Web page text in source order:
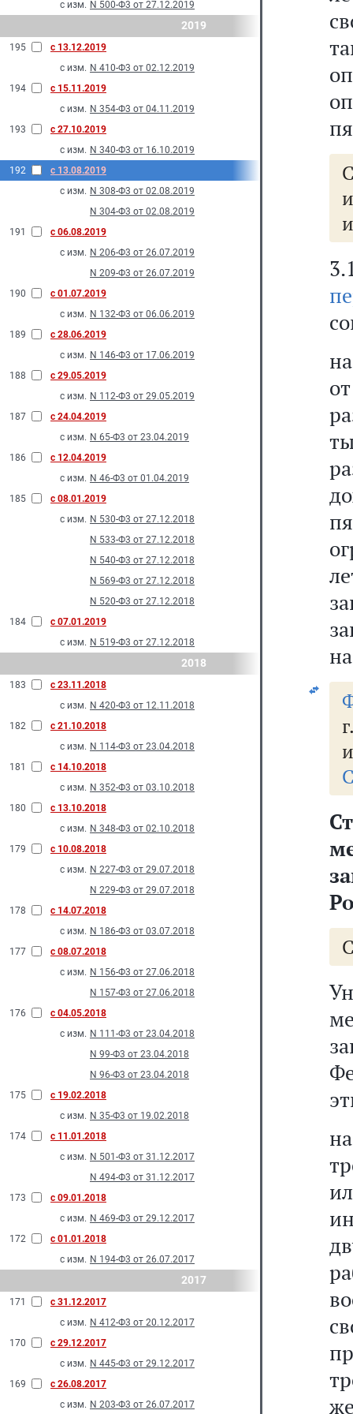
с изм. N 500-Ф3 от 27.12.2019
2019
195
с 13.12.2019
с изм. N 410-Ф3 от 02.12.2019
194
с 15.11.2019
с изм. N 354-Ф3 от 04.11.2019
193
с 27.10.2019
с изм. N 340-Ф3 от 16.10.2019
192
с 13.08.2019
с изм. N 308-Ф3 от 02.08.2019
N 304-Ф3 от 02.08.2019
191
с 06.08.2019
с изм. N 206-Ф3 от 26.07.2019
N 209-Ф3 от 26.07.2019
190
с 01.07.2019
с изм. N 132-Ф3 от 06.06.2019
189
с 28.06.2019
с изм. N 146-Ф3 от 17.06.2019
188
с 29.05.2019
с изм. N 112-Ф3 от 29.05.2019
187
с 24.04.2019
с изм. N 65-Ф3 от 23.04.2019
186
с 12.04.2019
с изм. N 46-Ф3 от 01.04.2019
185
с 08.01.2019
с изм. N 530-Ф3 от 27.12.2018
N 533-Ф3 от 27.12.2018
N 540-Ф3 от 27.12.2018
N 569-Ф3 от 27.12.2018
N 520-Ф3 от 27.12.2018
184
с 07.01.2019
с изм. N 519-Ф3 от 27.12.2018
2018
183
с 23.11.2018
с изм. N 420-Ф3 от 12.11.2018
182
с 21.10.2018
с изм. N 114-Ф3 от 23.04.2018
181
с 14.10.2018
с изм. N 352-Ф3 от 03.10.2018
180
с 13.10.2018
с изм. N 348-Ф3 от 02.10.2018
179
с 10.08.2018
с изм. N 227-Ф3 от 29.07.2018
N 229-Ф3 от 29.07.2018
178
с 14.07.2018
с изм. N 186-Ф3 от 03.07.2018
177
с 08.07.2018
с изм. N 156-Ф3 от 27.06.2018
N 157-Ф3 от 27.06.2018
176
с 04.05.2018
с изм. N 111-Ф3 от 23.04.2018
N 99-Ф3 от 23.04.2018
N 96-Ф3 от 23.04.2018
175
с 19.02.2018
с изм. N 35-Ф3 от 19.02.2018
174
с 11.01.2018
с изм. N 501-Ф3 от 31.12.2017
N 494-Ф3 от 31.12.2017
173
с 09.01.2018
с изм. N 469-Ф3 от 29.12.2017
172
с 01.01.2018
с изм. N 194-Ф3 от 26.07.2017
2017
171
с 31.12.2017
с изм. N 412-Ф3 от 20.12.2017
170
с 29.12.2017
с изм. N 445-Ф3 от 29.12.2017
169
с 26.08.2017
с изм. N 203-Ф3 от 26.07.2017